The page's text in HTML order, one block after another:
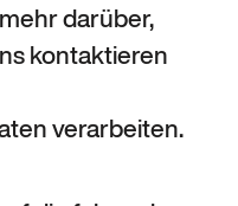
darüber,
kontaktieren
verarbeiten.